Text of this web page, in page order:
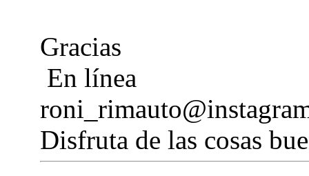
Gracias
En línea
Disfruta de las cosas